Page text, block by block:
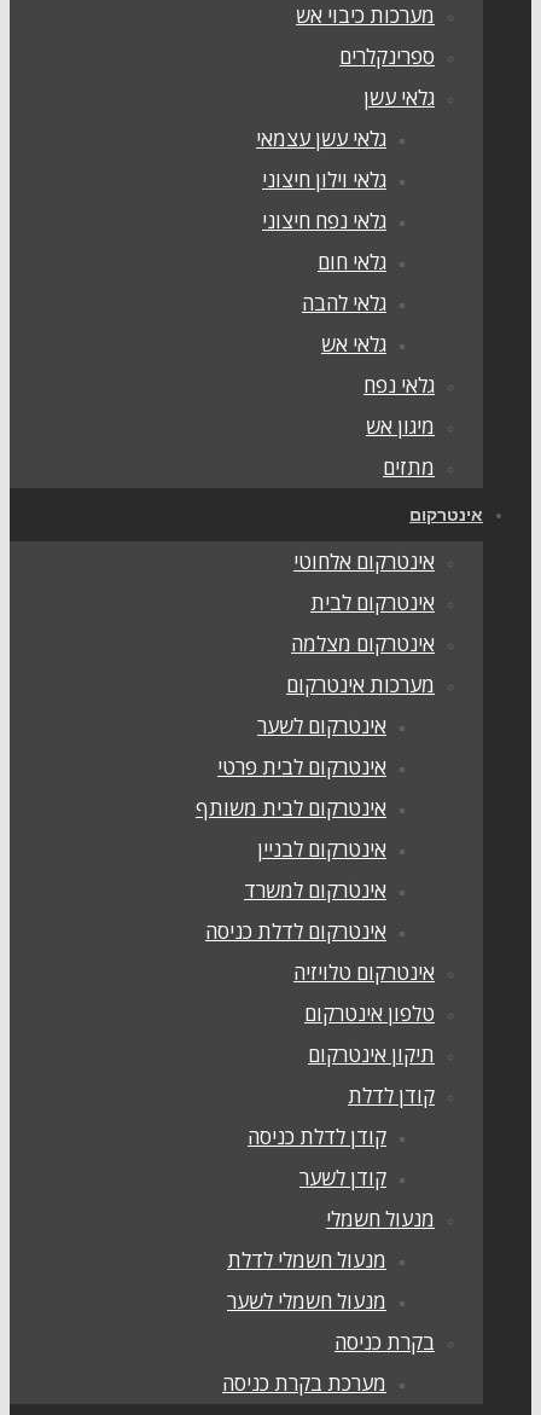
מערכות כיבוי אש
ספרינקלרים
גלאי עשן
גלאי עשן עצמאי
גלאי וילון חיצוני
גלאי נפח חיצוני
גלאי חום
גלאי להבה
גלאי אש
גלאי נפח
מיגון אש
אינטרקום אלחוטי
אינטרקום לבית
אינטרקום מצלמה
מערכות אינטרקום
אינטרקום לשער
אינטרקום לבית פרטי
אינטרקום לבית משותף
אינטרקום לבניין
אינטרקום למשרד
אינטרקום לדלת כניסה
אינטרקום טלויזיה
טלפון אינטרקום
תיקון אינטרקום
קודן לדלת
קודן לדלת כניסה
קודן לשער
מנעול חשמלי
מנעול חשמלי לדלת
מנעול חשמלי לשער
בקרת כניסה
מערכת בקרת כניסה